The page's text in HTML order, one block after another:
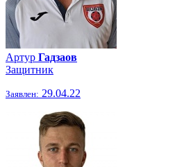
Артур Гадзаов
Защитник
Заявлен: 29.04.22